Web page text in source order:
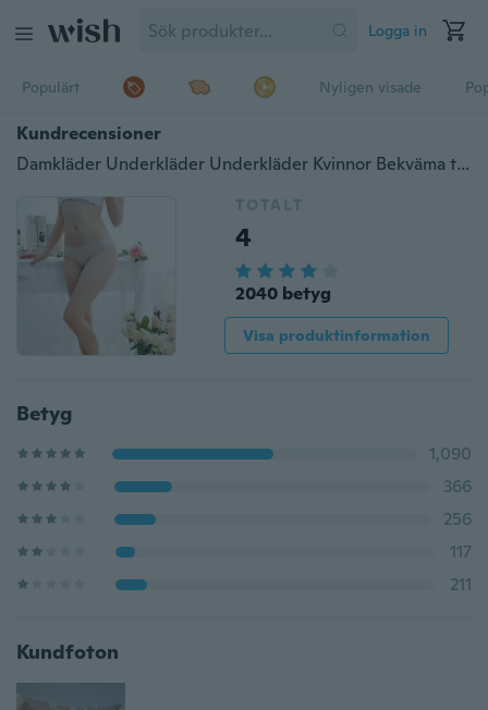
Logga in
Populärt Nyligen visade
Kundrecensioner
Damkläder Underkläder Underkläder Kvinnor Bekväma trosor Spets Sexiga underkläder Calcinhas Vs Bikini Dam Bragas Tanga
TOTALT
4
2040 betyg
Visa produktinformation
Betyg
1,090
366
256
117
211
Kundfoton